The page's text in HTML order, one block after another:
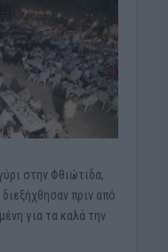
στην Φθιώτιδα,
πριν από
για τα καλά την